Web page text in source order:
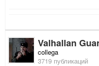
Valhallan
collega
3719 публикаций